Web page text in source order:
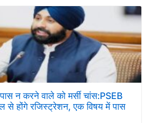
न करने वाले को मर्सी चांस:PSEB
होंगे रजिस्ट्रेशन, एक विषय में पास